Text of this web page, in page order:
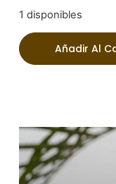
1 disponibles
Añadir Al